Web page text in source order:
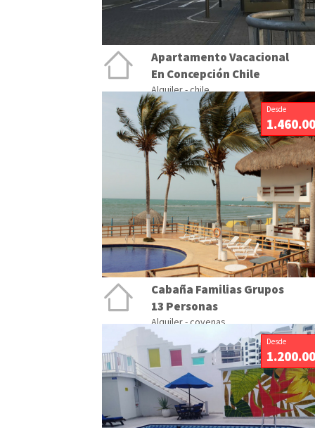
Apartamento Vacacional
En Concepción Chile
Alquiler - chile
Desde
Cabaña Familias Grupos
13 Personas
Alquiler - covenas
Desde